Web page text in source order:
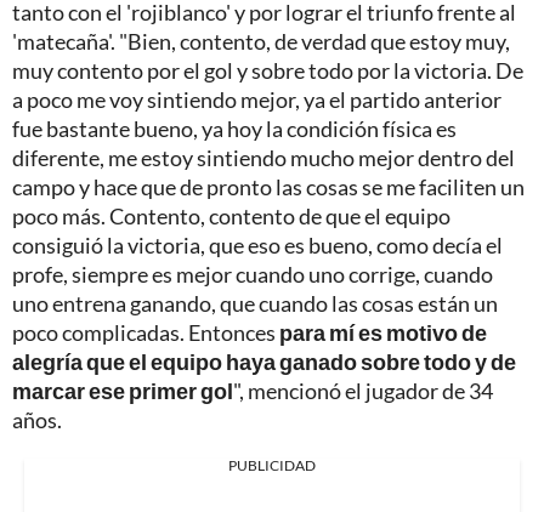
tanto con el 'rojiblanco' y por lograr el triunfo frente al
'matecaña'. "Bien, contento, de verdad que estoy muy,
muy contento por el gol y sobre todo por la victoria. De
a poco me voy sintiendo mejor, ya el partido anterior
fue bastante bueno, ya hoy la condición física es
diferente, me estoy sintiendo mucho mejor dentro del
campo y hace que de pronto las cosas se me faciliten un
poco más. Contento, contento de que el equipo
consiguió la victoria, que eso es bueno, como decía el
profe, siempre es mejor cuando uno corrige, cuando
uno entrena ganando, que cuando las cosas están un
poco complicadas. Entonces para mí es motivo de
alegría que el equipo haya ganado sobre todo y de
marcar ese primer gol", mencionó el jugador de 34
años.
PUBLICIDAD